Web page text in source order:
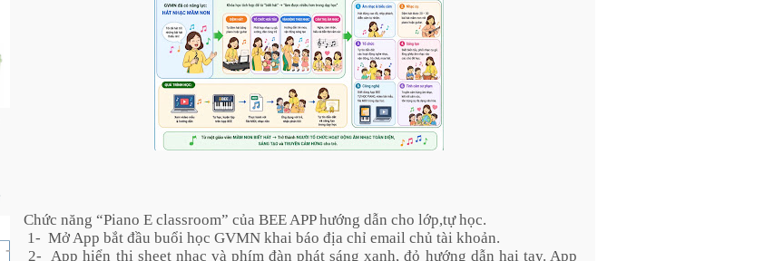
Chức năng “Piano E classroom” của BEE APP hướng dẫn cho lớp,tự học.
1- Mở App bắt đầu buổi học GVMN khai báo địa chỉ email chủ tài khoản.
2- App hiển thị sheet nhạc và phím đàn phát sáng xanh, đỏ hướng dẫn hai tay. App